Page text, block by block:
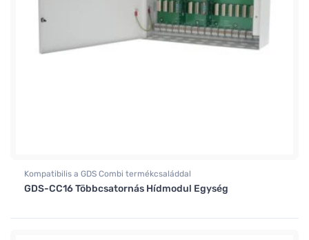
Kompatibilis a GDS Combi termékcsaláddal
GDS-CC16 Többcsatornás Hídmodul Egység